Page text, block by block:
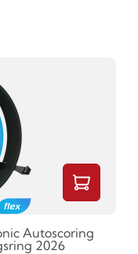
Autoscoring
2026